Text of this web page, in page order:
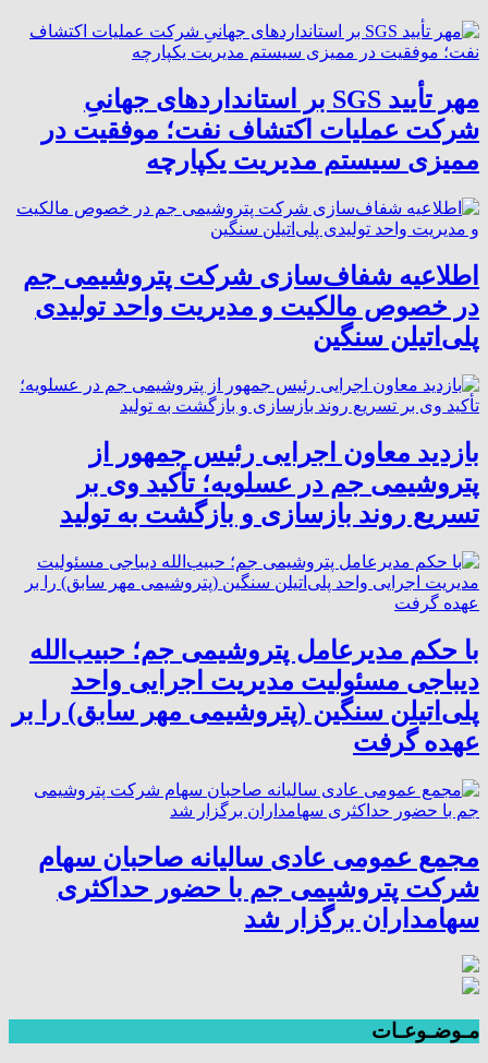
مهر تأیید SGS بر استانداردهای جهانیِ
شرکت عملیات اکتشاف نفت؛ موفقیت در
ممیزی سیستم مدیریت یکپارچه
اطلاعیه شفاف‌سازی شرکت پتروشیمی جم
در خصوص مالکیت و مدیریت واحد تولیدی
پلی‌اتیلن سنگین
بازدید معاون اجرایی رئیس جمهور از
پتروشیمی جم در عسلویه؛ تأکید وی بر
تسریع روند بازسازی و بازگشت به تولید
با حکم مدیرعامل پتروشیمی جم؛ حبیب‌الله
دیباجی مسئولیت مدیریت اجرایی واحد
پلی‌اتیلن سنگین (پتروشیمی مهر سابق) را بر
عهده گرفت
مجمع عمومی عادی سالیانه صاحبان سهام
شرکت پتروشیمی جم با حضور حداکثری
سهامداران برگزار شد
مـوضـوعـات